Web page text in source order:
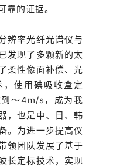
靠的证据。
辨率光纤光谱仪与
发现了多颗新的太
柔性像面补偿、光
使用碘吸收盒定
～4m/s，成为我
，也是中、日、韩
。为进一步提高仪
领团队发展了基于
长定标技术，实现